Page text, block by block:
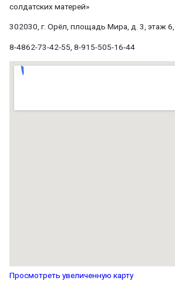
солдатских матерей»
302030, г. Орёл, площадь Мира, д. 3, этаж 6,
8-4862-73-42-55, 8-915-505-16-44
Просмотреть увеличенную карту